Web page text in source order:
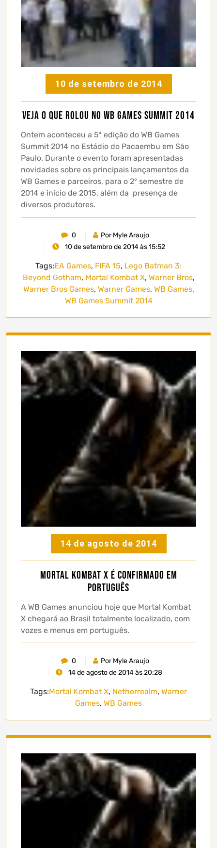
10 de setembro de 2014
Veja o que rolou no WB Games Summit 2014
Ontem aconteceu a 5ª edição do WB Games
Summit 2014 no Estádio do Pacaembu em São
Paulo. Durante o evento foram apresentadas
novidades sobre os principais lançamentos da
WB Games e parceiros, para o 2º semestre de
2014 e início de 2015, além da presença de
diversos produtores.
0
Por Myle Araujo
10 de setembro de 2014 às 15:52
Tags:EA Games, FIFA 15, Lego Batman 3:
Beyond Gotham, Mortal Kombat X, Warner Bros,
Warner Bros Games, Warner Games, WB Games,
WB Games Summit 2014
14 de agosto de 2014
Mortal Kombat X é confirmado em
português
A WB Games anunciou hoje que Mortal Kombat
X chegará ao Brasil totalmente localizado, com
vozes e menus em português.
0
Por Myle Araujo
14 de agosto de 2014 às 20:28
Tags:Mortal Kombat X, Netherrealm, Warner
Games, WB Games